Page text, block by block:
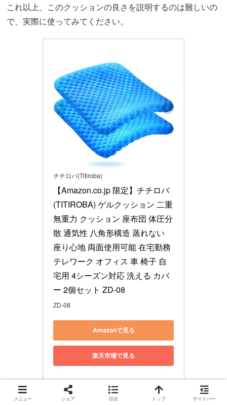
これ以上、このクッションの良さを説明するのは難しいの
で、実際に使ってみてください。
チチロバ(Titiroba)
【Amazon.co.jp 限定】チチロバ
(TITIROBA) ゲルクッション 二重
無重力 クッション 座布団 体圧分
散 通気性 八角形構造 蒸れない
座り心地 両面使用可能 在宅勤務
テレワーク オフィス 車 椅子 自
宅用 4シーズン対応 洗える カバ
ー 2個セット ZD-08
ZD-08
Amazonで見る
楽天市場で見る
メニュー シェア 目次 トップ サイドバー